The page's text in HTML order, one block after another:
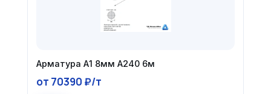
Арматура А1 8мм А240 6м
от 70390 ₽/т